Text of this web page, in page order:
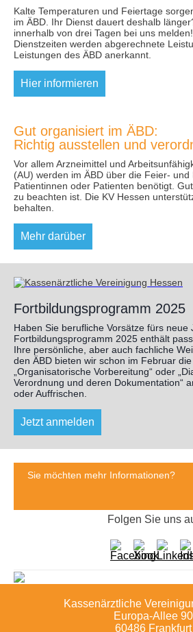
Kalte Temperaturen und Feiertage
im ÄBD. Ihr Dienst dauert deshalb
innerhalb von drei Tagen bei uns
Dienstzeiten werden abgerechnete
Leistungen des ÄBD anerkannt.
Hier informieren
Gut organisiert im ÄBD:
Richtig ausstellen und
Vor allem Arzneimittel und
(AU) werden im ÄBD über die Feier- und
Patientinnen oder Patienten benötigt.
zu beachten ist. Die KV Hessen
behalten.
Mehr darüber
Fortbildungsprogramm 2025
Haben Sie berufliche Vorsätze fürs neue
Fortbildungsprogramm 2025 enthält
Ihre persönliche, aber auch fachliche
den ÄBD bieten wir schon im Februar
„Organisatorische Vorbereitung“ oder
Verordnung und deren Dokumentation“
oder Auffrischen.
Jetzt anmelden
Sie möchten mehr Informationen?
Folgen Sie uns
Kassenärztliche
Europa-Allee 90
60486 Frankfurt